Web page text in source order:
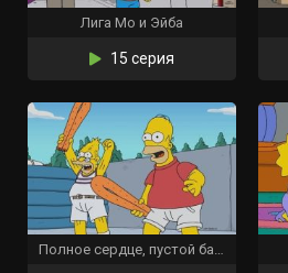
Лига Мо и Эйба
15 серия
Полное сердце, пустой бассейн